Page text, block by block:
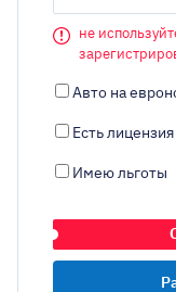
не
Авто на
Есть
Имею льготы